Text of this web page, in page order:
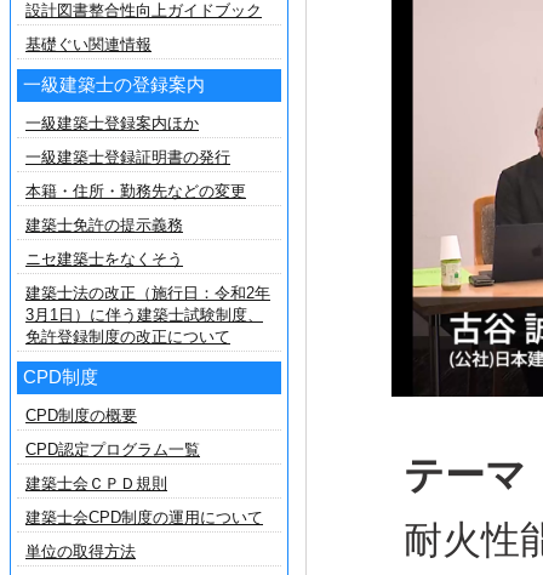
テーマ
耐火性
設計図書整合性向上ガイドブック
基礎ぐい関連情報
一級建築士の登録案内
一級建築士登録案内ほか
一級建築士登録証明書の発行
本籍・住所・勤務先などの変更
建築士免許の提示義務
ニセ建築士をなくそう
建築士法の改正（施行日：令和2年
3月1日）に伴う建築士試験制度、
免許登録制度の改正について
CPD制度
CPD制度の概要
CPD認定プログラム一覧
建築士会ＣＰＤ規則
建築士会CPD制度の運用について
単位の取得方法